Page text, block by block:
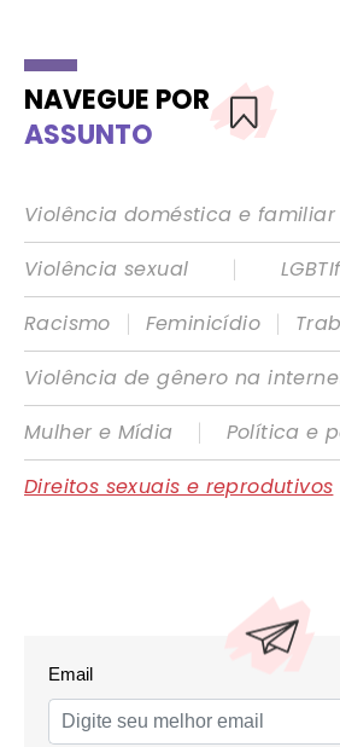
NAVEGUE POR
ASSUNTO
Violência doméstica e familiar
Violência sexual
|
Racismo
| Feminicídio |
Violência de gênero na
Mulher e Mídia
|
Política e
Direitos sexuais e reprodutivos